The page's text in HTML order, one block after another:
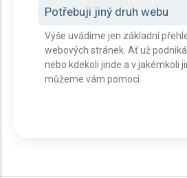
Potřebuji jiný druh webu
Výše uvádíme jen základní
webových stránek. Ať už
nebo kdekoli jinde a v jakémkoli
můžeme vám pomoci.